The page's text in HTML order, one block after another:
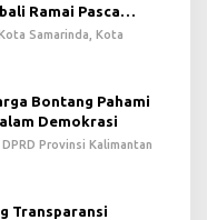
Ramai Pasca
Samarinda, Kota
Bontang Pahami
Demokrasi
Provinsi Kalimantan
Transparansi